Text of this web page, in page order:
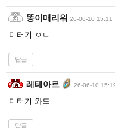
똥이매리워 26-06-10 15:11
미터기 ㅇㄷ
답글
레테아르 26-06-10
미터기 와드
답글